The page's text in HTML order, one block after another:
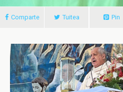
Comparte Tuitea Pin